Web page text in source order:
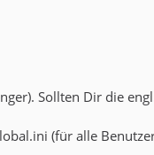
Sollten Dir die
(für alle